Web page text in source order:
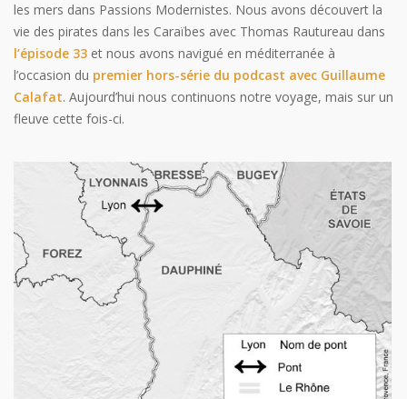
les mers dans Passions Modernistes. Nous avons découvert la
vie des pirates dans les Caraïbes avec Thomas Rautureau dans
l’épisode 33 et nous avons navigué en méditerranée à
l’occasion du premier hors-série du podcast avec Guillaume
Calafat. Aujourd’hui nous continuons notre voyage, mais sur un
fleuve cette fois-ci.